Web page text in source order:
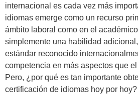
internacional es cada vez más
idiomas emerge como un recurso
ámbito laboral como en el
simplemente una habilidad
estándar reconocido
competencia en más aspectos que
Pero, ¿por qué es tan importante
certificación de idiomas hoy por hoy?